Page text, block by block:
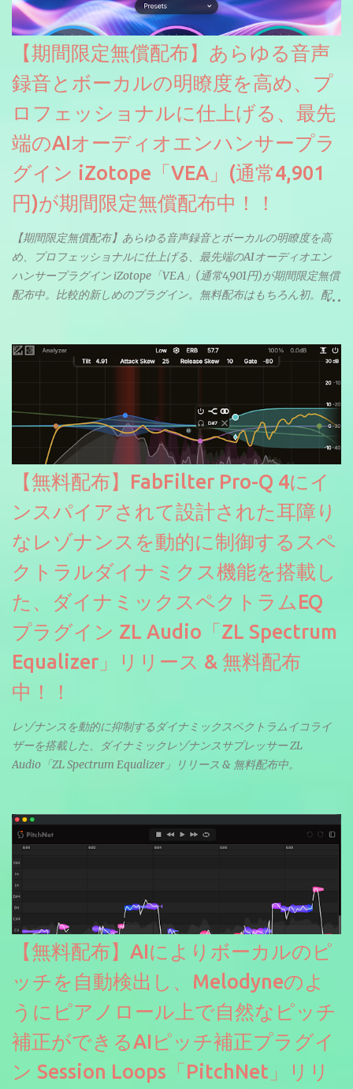
【期間限定無償配布】あらゆる音声
録音とボーカルの明瞭度を高め、プ
ロフェッショナルに仕上げる、最先
端のAIオーディオエンハンサープラ
グイン iZotope「VEA」(通常4,901
円)が期間限定無償配布中！！
【期間限定無償配布】あらゆる音声録音とボーカルの明瞭度を高
め、プロフェッショナルに仕上げる、最先端のAIオーディオエン
ハンサープラグイン iZotope「VEA」(通常4,901円)が期間限定無償
配布中。比較的新しめのプラグイン。無料配布はもちろん初。配
【無料配布】FabFilter Pro-Q 4にイ
ンスパイアされて設計された耳障り
なレゾナンスを動的に制御するスペ
クトラルダイナミクス機能を搭載し
た、ダイナミックスペクトラムEQ
プラグイン ZL Audio「ZL Spectrum
Equalizer」リリース & 無料配布
中！！
レゾナンスを動的に抑制するダイナミックスペクトラムイコライ
ザーを搭載した、ダイナミックレゾナンスサプレッサー ZL
Audio「ZL Spectrum Equalizer」リリース & 無料配布中。
【無料配布】AIによりボーカルのピ
ッチを自動検出し、Melodyneのよ
うにピアノロール上で自然なピッチ
補正ができるAIピッチ補正プラグイ
ン Session Loops「PitchNet」リリ